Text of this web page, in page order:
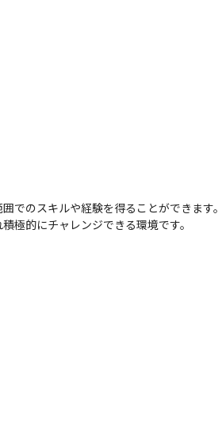
でのスキルや経験を得ることができます。
極的にチャレンジできる環境です。